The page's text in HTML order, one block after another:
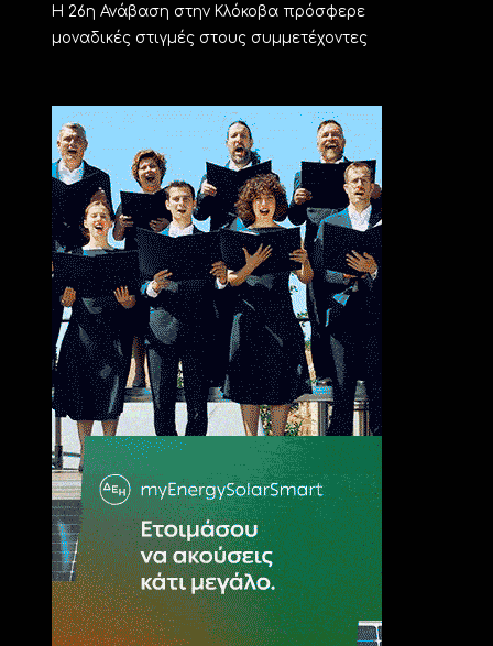
Η 26η Ανάβαση στην Κλόκοβα πρόσφερε
μοναδικές στιγμές στους συμμετέχοντες